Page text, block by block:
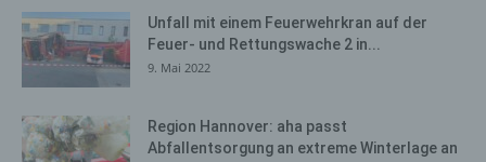
Unfall mit einem Feuerwehrkran auf der
Feuer- und Rettungswache 2 in...
9. Mai 2022
Region Hannover: aha passt
Abfallentsorgung an extreme Winterlage an
Angriffen auf unsere informationstechnologischen
Systeme dienen.
Bei der Nutzung dieser allgemeinen Daten und
betroffene Person. Diese Informationen werden vielmehr
benötigt, um (1) die Inhalte unserer Internetseite korrekt